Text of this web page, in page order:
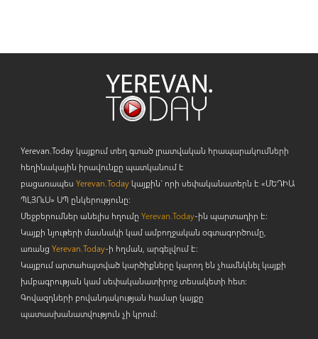
Yerevan.Today կայքում տեղ գտած լրատվական հրապարակումների
հեղինակային իրավունքը պատկանում է
բացառապես Yerevan.Todayկայքին` որի սեփականատերն է «ՄԵԴԻԱ
ՊԼՅՈւՍ» ՍՊ ընկերությունը։
Մեջբերումներ անելիս հղումը Yerevan.Today-ին պարտադիր է:
Կայքի նյութերի մասնակի կամ ամբողջական օգտագործումը,
առանց Yerevan.Today-ի հղման, արգելվում է:
Կայքում արտահայտված կարծիքները կարող են չհամնկնել կայքի
խմբագրության կամ սեփականատիրոջ տեսակետի հետ:
Գովազդների բովանդակության համար կայքը
պատասխանատվություն չի կրում: